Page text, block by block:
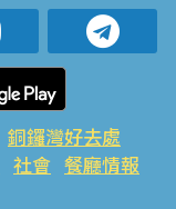
銅鑼灣好去處
社會 餐廳情報